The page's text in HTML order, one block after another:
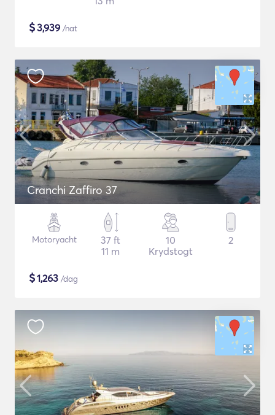
$3,939 /nat
Cranchi Zaffiro 37
Motoryacht
37 ft
11 m
10
Krydstogt
2
$1,263 /dag